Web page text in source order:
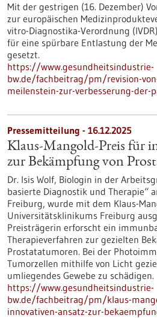
Mit der gestrigen (16. Dezember)
zur europäischen
vitro-Diagnostika-Verordnung
für eine spürbare Entlastung der
gesetzt.
https://www.gesundheitsindustrie-
bw.de/fachbeitrag/pm/revision-
meilenstein-zur-verbesserung-der-
Pressemitteilung - 16.12.2025
Klaus-Mangold-Preis für
zur Bekämpfung von
Dr. Isis Wolf, Biologin in der
basierte Diagnostik und Therapie“
Freiburg, wurde mit dem Klaus-
Universitätsklinikums Freiburg
Preisträgerin erforscht ein
Therapieverfahren zur gezielten
Prostatatumoren. Bei der
Tumorzellen mithilfe von Licht
umliegendes Gewebe zu schädigen.
https://www.gesundheitsindustrie-
bw.de/fachbeitrag/pm/klaus-
innovativen-ansatz-zur-